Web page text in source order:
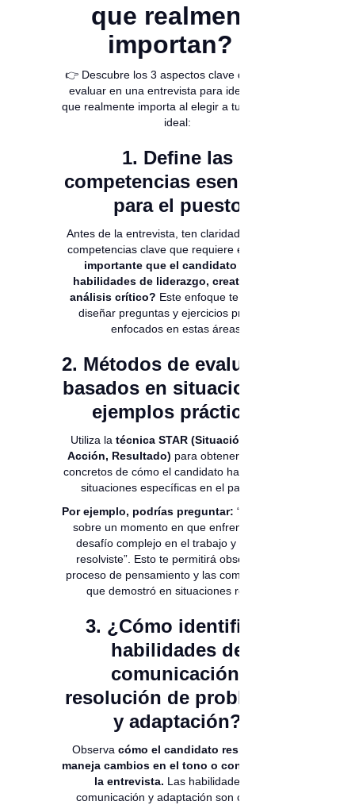
que realmente
importan?
👉 Descubre los 3 aspectos clave que debes
evaluar en una entrevista para identificar lo
que realmente importa al elegir a tu candidato
ideal:
1. Define las
competencias esenciales
para el puesto
Antes de la entrevista, ten claridad sobre las
competencias clave que requiere el rol.
importante que el candidato tenga
habilidades de liderazgo, creatividad o
análisis crítico? Este enfoque te permitirá
diseñar preguntas y ejercicios prácticos
enfocados en estas áreas.
2. Métodos de evaluación
basados en situaciones y
ejemplos prácticos
Utiliza la técnica STAR (Situación, Tarea,
Acción, Resultado) para obtener ejemplos
concretos de cómo el candidato ha manejado
situaciones específicas en el pasado.
Por ejemplo, podrías preguntar: “Cuéntame
sobre un momento en que enfrentaste un
desafío complejo en el trabajo y cómo lo
resolviste”. Esto te permitirá observar su
proceso de pensamiento y las competencias
que demostró en situaciones reales.
3. ¿Cómo identificar
habilidades de
comunicación,
resolución de problemas
y adaptación?
Observa cómo el candidato responde y
maneja cambios en el tono o contenido de
la entrevista. Las habilidades de
comunicación y adaptación son clave en